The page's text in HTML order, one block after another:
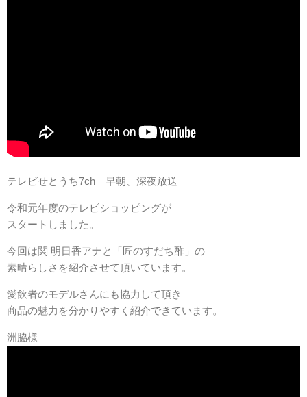
テレビせとうち7ch 早朝、深夜放送
令和元年度のテレビショッピングが
スタートしました。
今回は関 明日香アナと「匠のすだち酢」の
素晴らしさを紹介させて頂いています。
愛飲者のモデルさんにも協力して頂き
商品の魅力を分かりやすく紹介できています。
洲脇様